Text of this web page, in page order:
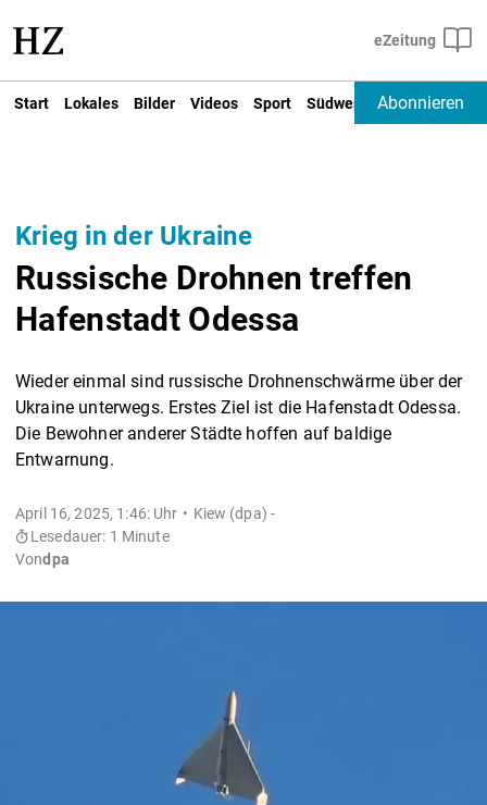
Start Lokales Bilder Videos Sport Südwest Deutschland
Abonnieren
Krieg in der Ukraine
Russische Drohnen treffen
Hafenstadt Odessa
Wieder einmal sind russische Drohnenschwärme über der
Ukraine unterwegs. Erstes Ziel ist die Hafenstadt Odessa.
Die Bewohner anderer Städte hoffen auf baldige
Entwarnung.
April 16, 2025, 1:46: Uhr
Kiew (dpa) -
Lesedauer: 1 Minute
Vondpa